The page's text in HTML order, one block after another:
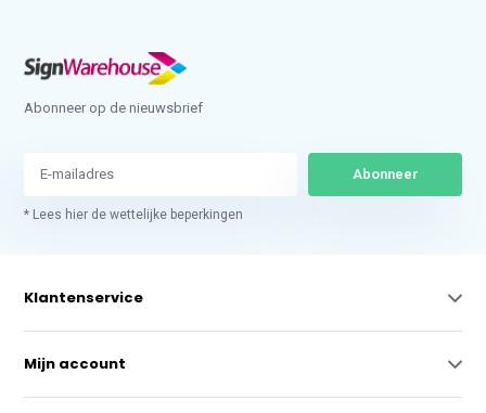
Abonneer op de nieuwsbrief
Abonneer
* Lees hier de wettelijke beperkingen
Klantenservice
Mijn account